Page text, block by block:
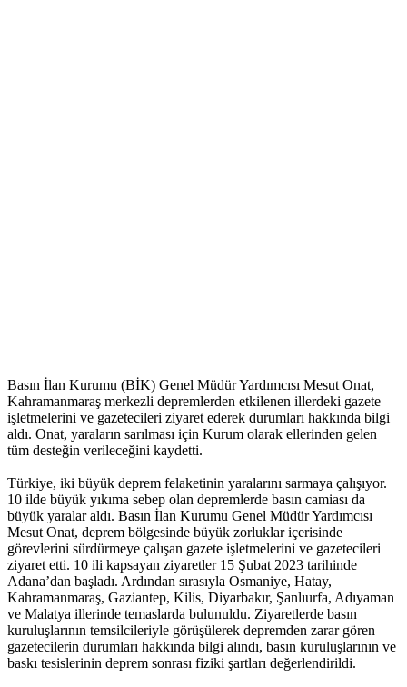
Basın İlan Kurumu (BİK) Genel Müdür Yardımcısı Mesut Onat,
Kahramanmaraş merkezli depremlerden etkilenen illerdeki gazete
işletmelerini ve gazetecileri ziyaret ederek durumları hakkında bilgi
aldı. Onat, yaraların sarılması için Kurum olarak ellerinden gelen
tüm desteğin verileceğini kaydetti.
Türkiye, iki büyük deprem felaketinin yaralarını sarmaya çalışıyor.
10 ilde büyük yıkıma sebep olan depremlerde basın camiası da
büyük yaralar aldı. Basın İlan Kurumu Genel Müdür Yardımcısı
Mesut Onat, deprem bölgesinde büyük zorluklar içerisinde
görevlerini sürdürmeye çalışan gazete işletmelerini ve gazetecileri
ziyaret etti. 10 ili kapsayan ziyaretler 15 Şubat 2023 tarihinde
Adana’dan başladı. Ardından sırasıyla Osmaniye, Hatay,
Kahramanmaraş, Gaziantep, Kilis, Diyarbakır, Şanlıurfa, Adıyaman
ve Malatya illerinde temaslarda bulunuldu. Ziyaretlerde basın
kuruluşlarının temsilcileriyle görüşülerek depremden zarar gören
gazetecilerin durumları hakkında bilgi alındı, basın kuruluşlarının ve
baskı tesislerinin deprem sonrası fiziki şartları değerlendirildi.